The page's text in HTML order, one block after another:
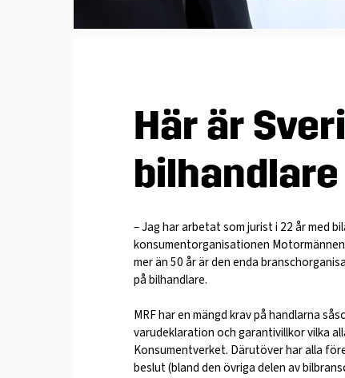
Här är
bilhandlare
– Jag har arbetat som jurist i 22 år med
konsumentorganisationen
mer än 50 år är den enda
på bilhandlare.
MRF har en mängd krav på handlarna
varudeklaration och garantivillkor vilka
Konsumentverket. Därutöver har alla
beslut (bland den övriga delen av